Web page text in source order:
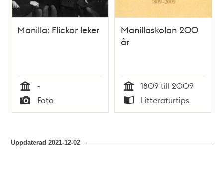
Manilla: Flickor leker
Tid
-
Typ
Foto
Manillaskolan 200
år
Tid
1809 till 2009
Typ
Litteraturtips
Uppdaterad2021-12-02